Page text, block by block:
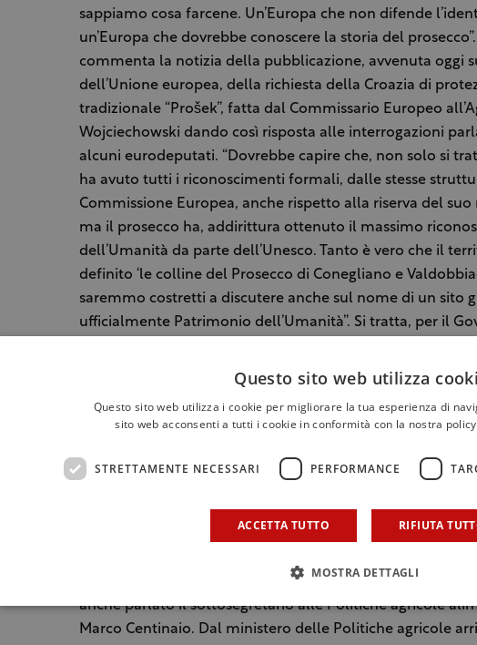
sappiamo cosa farcene. Un’Europa che non difende
un’Europa che dovrebbe conoscere la storia del prosecco”.
commenta la notizia della pubblicazione, avvenuta oggi
dell’Unione europea, della richiesta della Croazia di
tradizionale “Prošek”, fatta dal Commissario Europeo
Wojciechowski dando così risposta alle interrogazioni
alcuni eurodeputati. “Dovrebbe capire che, non solo si
ha avuto tutti i riconoscimenti formali, dalle stesse
Commissione Europea, anche rispetto alla riserva del
ma il prosecco ha, addirittura ottenuto il massimo
dell’Umanità da parte dell’Unesco. Tanto è vero che il
definito ‘le colline del Prosecco di Conegliano e
saremmo costretti a discutere anche sul nome di un sito
ufficialmente Patrimonio dell’Umanità”. Si tratta, per il
diffusa appena qualche giorno fa, il 9 settembre scorso,
strumentale ed ingannevole prodotti a denominazione di
non si difende l’agricoltura e così non difendono
per ricorrere. La Regione farà la sua parte”.
Erano attese e sono arrivate le reazioni al caso Prosek da
anche parlato il sottosegretario alle Politiche agricole
Marco Centinaio. Dal ministero delle Politiche agricole
Questo sito web utilizza
Questo sito web utilizza i cookie per migliorare la tua esperienza di
sito web acconsenti a tutti i cookie in conformità con la nostra
STRETTAMENTE NECESSARI PERFORMANCE
ACCETTA TUTTO RIFIUTA
MOSTRA DETTAGLI